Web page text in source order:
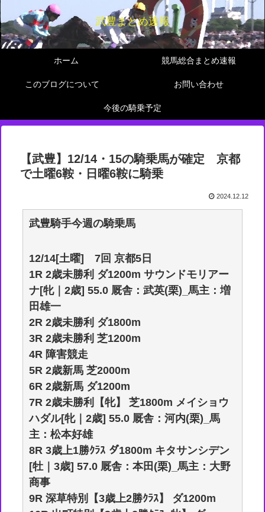
武豊まとめ速報
ホーム 競馬総合まとめ速報
このブログについて お問い合わせ
今後の騎乗予定
【武豊】12/14・15の騎乗馬が確定 京都
で土曜6鞍・日曜6鞍に騎乗
2024.12.12
武豊騎手今週の騎乗馬
12/14[土曜] 7回 京都5日
1R 2歳未勝利 ダ1200m サウンドモリアー
ナ[牝｜2歳] 55.0 厩舎：武英(栗)_馬主：増
田雄一
2R 2歳未勝利 ダ1800m
3R 2歳未勝利 芝1200m
4R 障害競走
5R 2歳新馬 芝2000m
6R 2歳新馬 ダ1200m
7R 2歳未勝利【牝】 芝1800m メイショウ
ハダル[牝｜2歳] 55.0 厩舎：河内(栗)_馬
主：松本好雄
8R 3歳上1勝ｸﾗｽ ダ1800m キタサンシデン
[牡｜3歳] 57.0 厩舎：本田(栗)_馬主：大野
商事
9R 深草特別【3歳上2勝ｸﾗｽ】 ダ1200m